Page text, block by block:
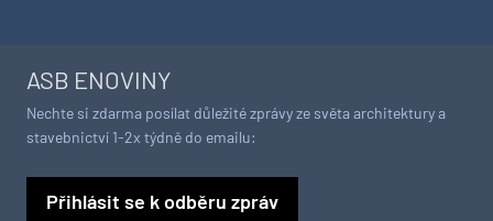
ASB ENOVINY
Nechte si zdarma posílat důležité zprávy ze světa architektury a
stavebnictví 1-2x týdně do emailu:
Přihlásit se k odběru zpráv